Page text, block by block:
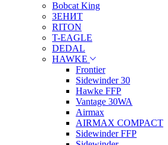
Bobcat King
ЗЕНИТ
RITON
T-EAGLE
DEDAL
HAWKE
Frontier
Sidewinder 30
Hawke FFP
Vantage 30WA
Airmax
AIRMAX COMPACT
Sidewinder FFP